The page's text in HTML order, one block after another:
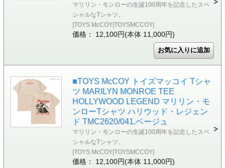
マリリン・モンローの生誕100周年を記念したスペ
シャルなTシャツ。
|TOYS McCOY|TOYSMCCOY|
価格： 12,100円(本体 11,000円)
■TOYS McCOY トイズマッコイ Tシャ
ツ MARILYN MONROE TEE
HOLLYWOOD LEGEND マリリン・モ
ンローTシャツ ハリウッド・レジェン
ド TMC2620/041.ベージュ
マリリン・モンローの生誕100周年を記念したスペ
シャルなTシャツ。
|TOYS McCOY|TOYSMCCOY|
価格： 12,100円(本体 11,000円)